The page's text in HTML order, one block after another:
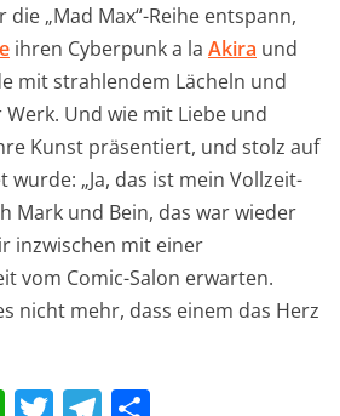
die „Mad Max“-Reihe entspann,
ihren Cyberpunk a la Akira und
mit strahlendem Lächeln und
Und wie mit Liebe und
Kunst präsentiert, und stolz auf
wurde: „Ja, das ist mein Vollzeit-
Mark und Bein, das war wieder
inzwischen mit einer
vom Comic-Salon erwarten.
nicht mehr, dass einem das Herz